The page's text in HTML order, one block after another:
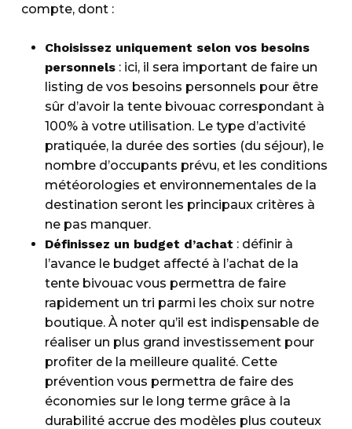
compte, dont :
Choisissez uniquement selon vos besoins
personnels: ici, il sera important de faire un
listing de vos besoins personnels pour être
sûr d’avoir la tente bivouac correspondant à
100% à votre utilisation. Le type d’activité
pratiquée, la durée des sorties (du séjour), le
nombre d’occupants prévu, et les conditions
météorologies et environnementales de la
destination seront les principaux critères à
ne pas manquer.
Définissez un budget d’achat : définir à
l’avance le budget affecté à l’achat de la
tente bivouac vous permettra de faire
rapidement un tri parmi les choix sur notre
boutique. À noter qu’il est indispensable de
réaliser un plus grand investissement pour
profiter de la meilleure qualité. Cette
prévention vous permettra de faire des
économies sur le long terme grâce à la
durabilité accrue des modèles plus couteux